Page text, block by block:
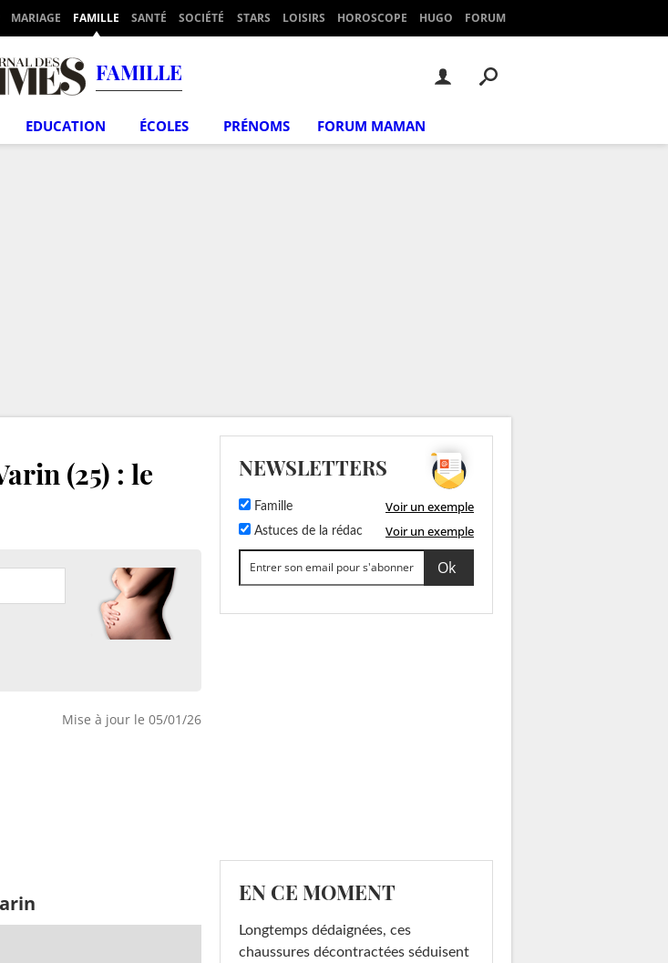
MARIAGE FAMILLE SANTÉ SOCIÉTÉ STARS LOISIRS HOROSCOPE HUGO FORUM
FAMILLE
EDUCATION ÉCOLES PRÉNOMS FORUM MAMAN
(25) : le
Mise à jour le 05/01/26
NEWSLETTERS
Famille Voir un exemple
Astuces de la rédac Voir un exemple
EN CE MOMENT
Longtemps dédaignées, ces
chaussures décontractées séduisent